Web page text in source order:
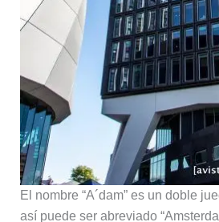
El nombre “A´dam” es un doble
así puede ser abreviado